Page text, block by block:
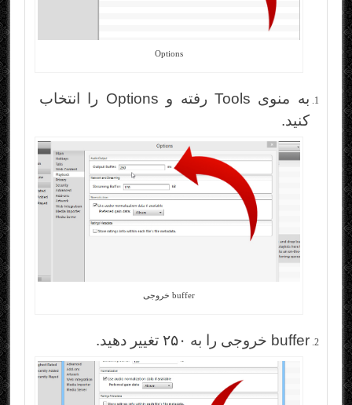
Options
به منوی Tools رفته و Options را انتخاب
کنید.
buffer خروجی
buffer خروجی را به ۲۵۰ تغییر دهید.